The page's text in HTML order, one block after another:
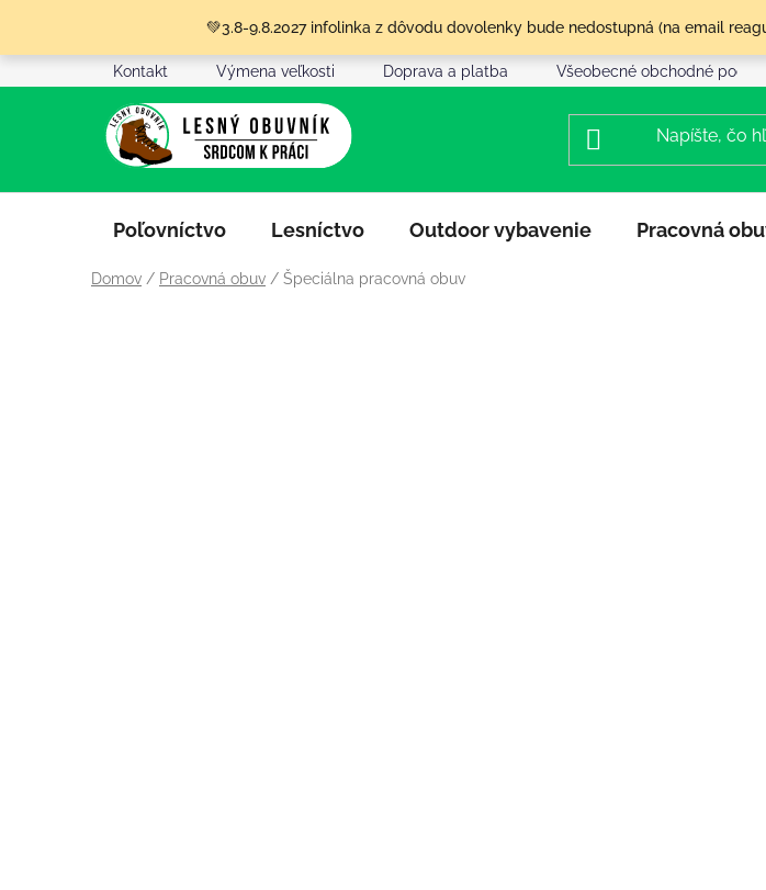
obsah
💚3.8-9.8.2027 infolinka z dôvodu dovolenky bude nedostupná (na email
Kontakt Výmena veľkosti Doprava a platba Všeobecné obchodné
Poľovníctvo Lesníctvo Outdoor vybavenie Pracovná
Domov / Pracovná obuv / Špeciálna pracovná obuv